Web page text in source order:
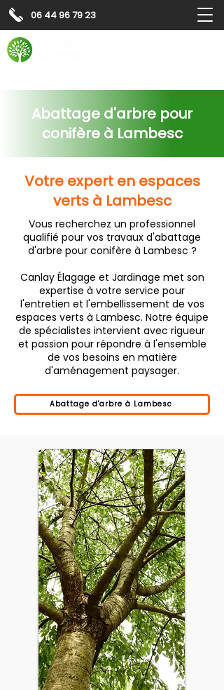
06 44 96 79 23
Abattage d'arbre pour
conifère à Lambesc
Votre expert en espaces
verts à Lambesc
Vous recherchez un professionnel
qualifié pour vos travaux d'abattage
d'arbre pour conifère à Lambesc ?
Canlay Élagage et Jardinage met son
expertise à votre service pour
l'entretien et l'embellissement de vos
espaces verts à Lambesc. Notre équipe
de spécialistes intervient avec rigueur
et passion pour répondre à l'ensemble
de vos besoins en matière
d'aménagement paysager.
Abattage d'arbre à Lambesc